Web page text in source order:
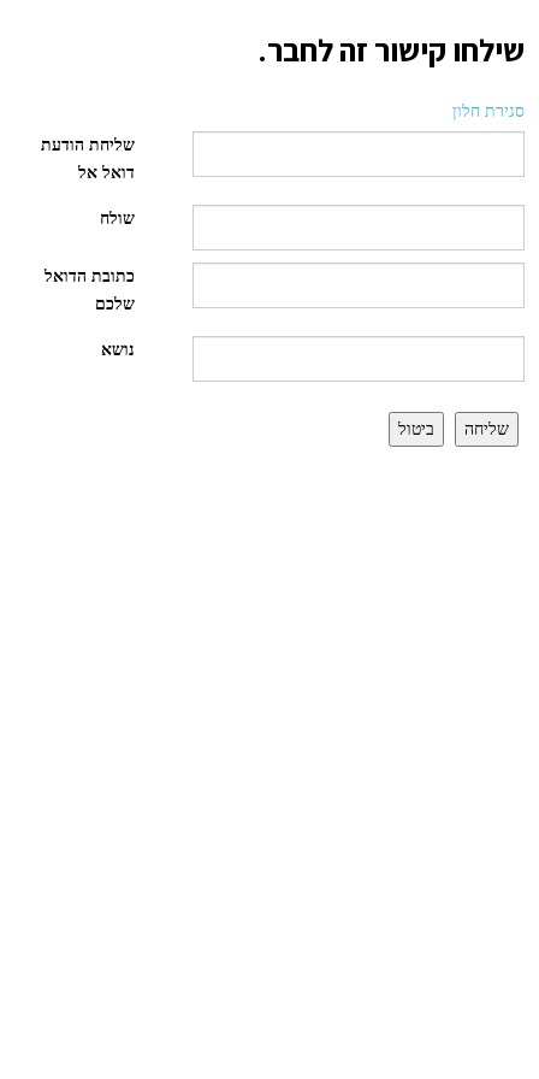
שילחו קישור זה לחבר.
סגירת חלון
שליחת הודעת
דואל אל
שולח
כתובת הדואל
שלכם
נושא
שליחה ביטול